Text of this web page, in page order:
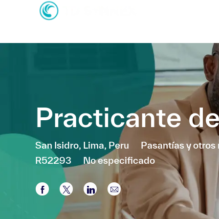
Practicante
Ubicación
San Isidro, Lima, Peru Categoría
Pasantías y otros
R52293
No especificado
Compartir a través de Facebook
Compartir a través de twitter
Compartir a través de
Compartir por correo